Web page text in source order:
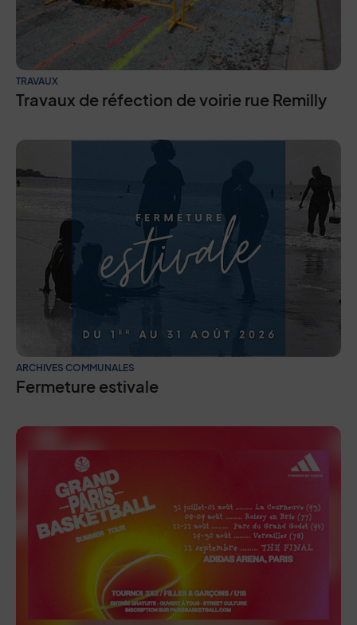
TRAVAUX
Travaux de réfection de voirie rue Remilly
ARCHIVES COMMUNALES
Fermeture estivale